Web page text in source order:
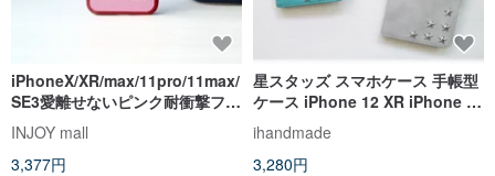
iPhoneX/XR/max/11pro/11max/
SE3愛離せないピンク耐衝撃フレ
ーム電話ケース
INJOY mall
3,377円
星スタッズ スマホケース 手帳型
ケース iPhone 12 XR iPhone 11
Xperia 10 IV Galaxy S23
Android
ihandmade
3,280円